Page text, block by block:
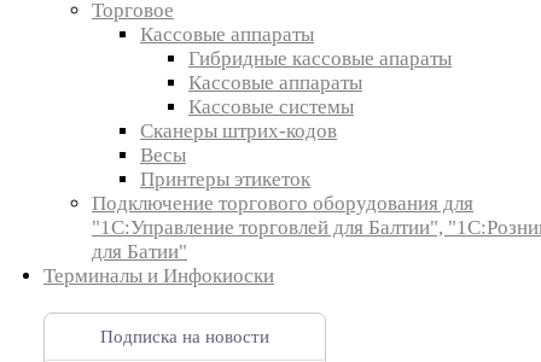
Торговое
Кассовые аппараты
Гибридные кассовые апараты
Кассовые аппараты
Кассовые системы
Сканеры штрих-кодов
Весы
Принтеры этикеток
Подключение торгового оборудования для
"1С:Управление торговлей для Балтии",
для Батии"
Терминалы и Инфокиоски
Подписка на новости